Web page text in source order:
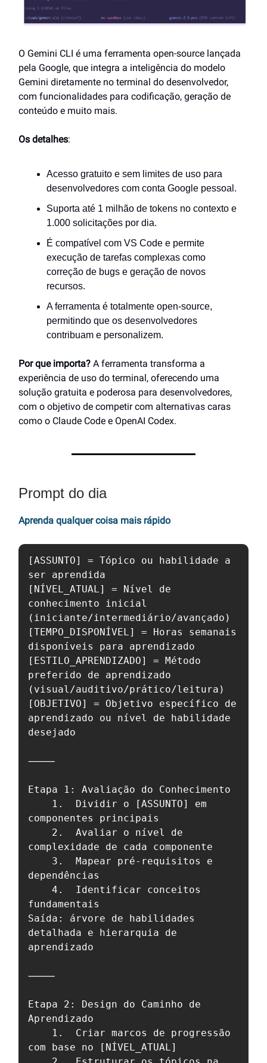
O Gemini CLI é uma ferramenta open-source lançada
pela Google, que integra a inteligência do modelo
Gemini diretamente no terminal do desenvolvedor,
com funcionalidades para codificação, geração de
conteúdo e muito mais.
Os detalhes:
Acesso gratuito e sem limites de uso para
desenvolvedores com conta Google pessoal.
Suporta até 1 milhão de tokens no contexto e
1.000 solicitações por dia.
É compatível com VS Code e permite
execução de tarefas complexas como
correção de bugs e geração de novos
recursos.
A ferramenta é totalmente open-source,
permitindo que os desenvolvedores
contribuam e personalizem.
Por que importa? A ferramenta transforma a
experiência de uso do terminal, oferecendo uma
solução gratuita e poderosa para desenvolvedores,
com o objetivo de competir com alternativas caras
como o Claude Code e OpenAI Codex.
Prompt do dia
Aprenda qualquer coisa mais rápido
[ASSUNTO] = Tópico ou habilidade a
ser aprendida
[NÍVEL_ATUAL] = Nível de
conhecimento inicial
(iniciante/intermediário/avançado)
[TEMPO_DISPONÍVEL] = Horas semanais
disponíveis para aprendizado
[ESTILO_APRENDIZADO] = Método
preferido de aprendizado
(visual/auditivo/prático/leitura)
[OBJETIVO] = Objetivo específico de
aprendizado ou nível de habilidade
desejado
⸻
Etapa 1: Avaliação do Conhecimento
componentes principais
complexidade de cada componente
dependências
fundamentais
Saída: árvore de habilidades
detalhada e hierarquia de
aprendizado
⸻
Etapa 2: Design do Caminho de
Aprendizado
com base no [NÍVEL_ATUAL]